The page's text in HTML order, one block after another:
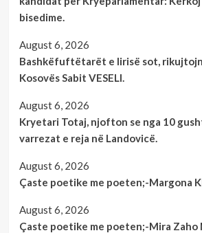
bisedime.
August 6, 2026
Bashkëfuftëtarët e lirisë sot,
Kosovës Sabit VESELI.
August 6, 2026
Kryetari Totaj, njofton se nga 10
varrezat e reja në Landovicë.
August 6, 2026
Çaste poetike me poeten;-Margona
August 6, 2026
Çaste poetike me poeten;-Mira Zaho